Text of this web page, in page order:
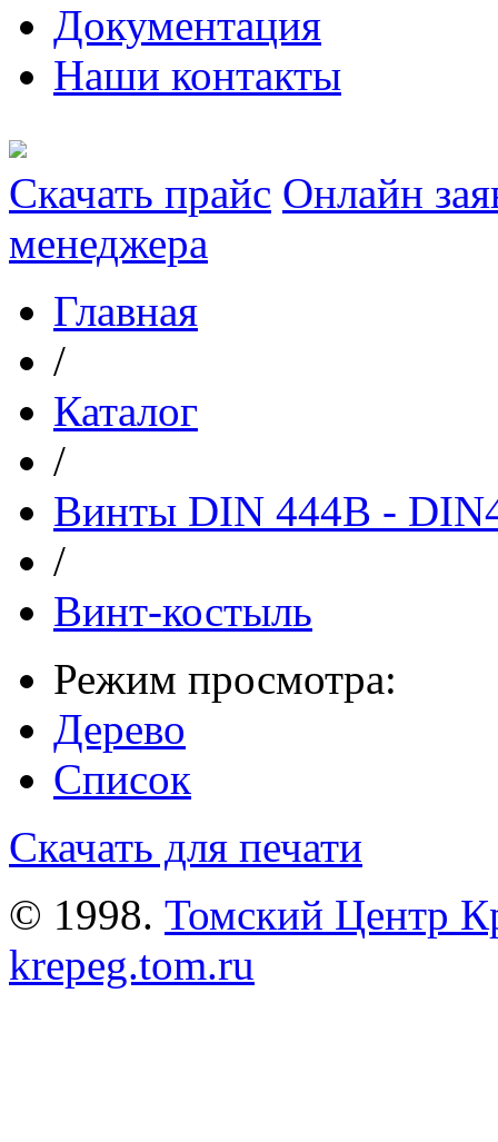
Документация
Наши контакты
Скачать прайс Онлайн
менеджера
Главная
/
Каталог
/
Винты DIN 444В -
/
Винт-костыль
Режим просмотра:
Дерево
Список
Скачать для печати
© 1998. Томский Центр
krepeg.tom.ru